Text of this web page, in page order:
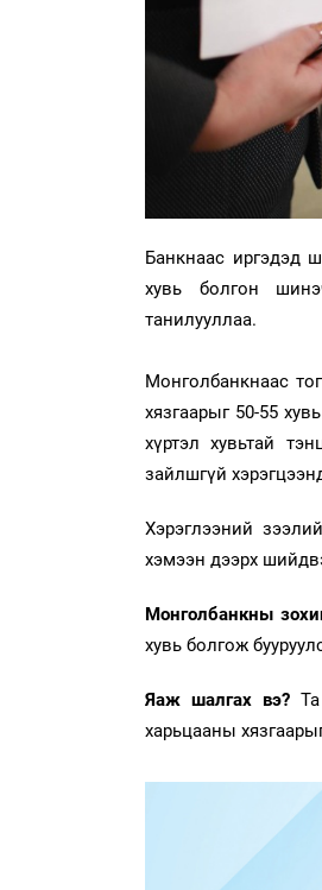
Банкнаас иргэдэд
хувь болгон
танилууллаа.
Монголбанкнаас
хязгаарыг 50-55
хүртэл хувьтай
зайлшгүй
Хэрэглээний
хэмээн дээрх
Монголбанкны
хувь болгож
Яаж шалгах вэ?
харьцааны